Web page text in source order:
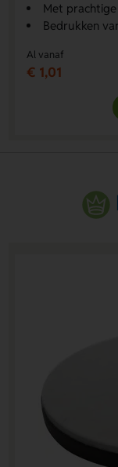
Met
Bedrukken
Al vanaf
€ 1,01